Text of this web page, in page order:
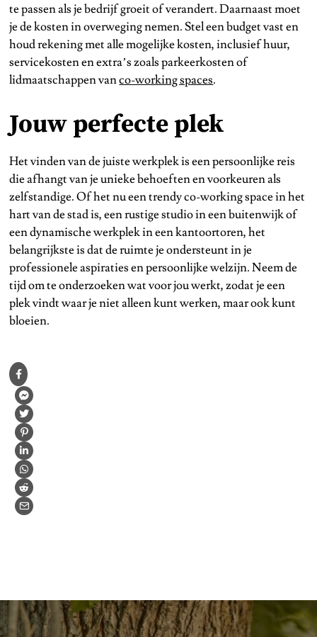
te passen als je bedrijf groeit of verandert. Daarnaast moet
je de kosten in overweging nemen. Stel een budget vast en
houd rekening met alle mogelijke kosten, inclusief huur,
servicekosten en extra’s zoals parkeerkosten of
lidmaatschappen vanco-working spaces.
Jouw perfecte plek
Het vinden van de juiste werkplek is een persoonlijke reis
die afhangt van je unieke behoeften en voorkeuren als
zelfstandige. Of het nu een trendy co-working space in het
hart van de stad is, een rustige studio in een buitenwijk of
een dynamische werkplek in een kantoortoren, het
belangrijkste is dat de ruimte je ondersteunt in je
professionele aspiraties en persoonlijke welzijn. Neem de
tijd om te onderzoeken wat voor jou werkt, zodat je een
plek vindt waar je niet alleen kunt werken, maar ook kunt
bloeien.